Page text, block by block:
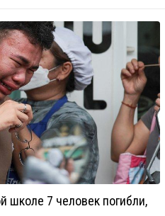
школе 7 человек погибли,